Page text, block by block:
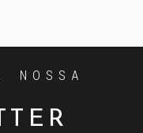
NOSSA